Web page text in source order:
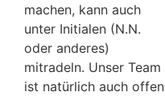
machen, kann auch
unter Initialen (N.N.
oder anderes)
mitradeln. Unser Team
ist natürlich auch offen